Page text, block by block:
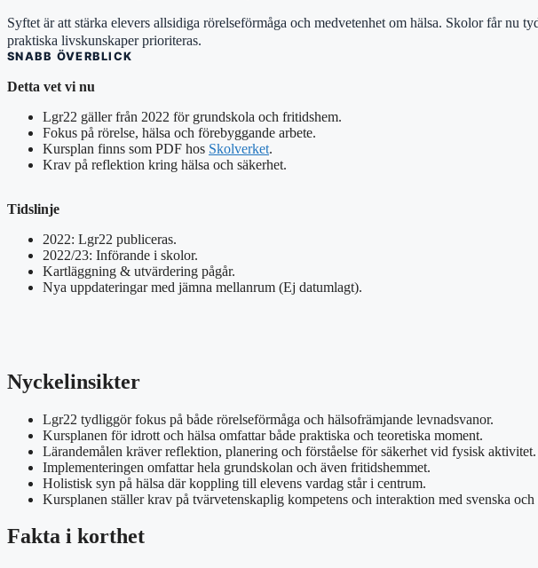
Syftet är att stärka elevers allsidiga rörelseförmåga och medvetenhet om hälsa. Skolor får nu
praktiska livskunskaper prioriteras.
SNABB ÖVERBLICK
Detta vet vi nu
Lgr22 gäller från 2022 för grundskola och fritidshem.
Fokus på rörelse, hälsa och förebyggande arbete.
Kursplan finns som PDF hos Skolverket.
Krav på reflektion kring hälsa och säkerhet.
Tidslinje
2022: Lgr22 publiceras.
2022/23: Införande i skolor.
Kartläggning & utvärdering pågår.
Nya uppdateringar med jämna mellanrum (Ej datumlagt).
Nyckelinsikter
Lgr22 tydliggör fokus på både rörelseförmåga och hälsofrämjande levnadsvanor.
Kursplanen för idrott och hälsa omfattar både praktiska och teoretiska moment.
Lärandemålen kräver reflektion, planering och förståelse för säkerhet vid fysisk aktivitet.
Implementeringen omfattar hela grundskolan och även fritidshemmet.
Holistisk syn på hälsa där koppling till elevens vardag står i centrum.
Kursplanen ställer krav på tvärvetenskaplig kompetens och interaktion med svenska och
Fakta i korthet